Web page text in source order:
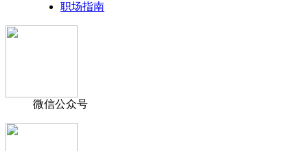
职场指南
微信公众号